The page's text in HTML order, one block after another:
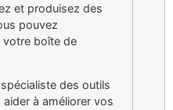
et produisez des
pouvez
votre boîte de
des outils
à améliorer vos